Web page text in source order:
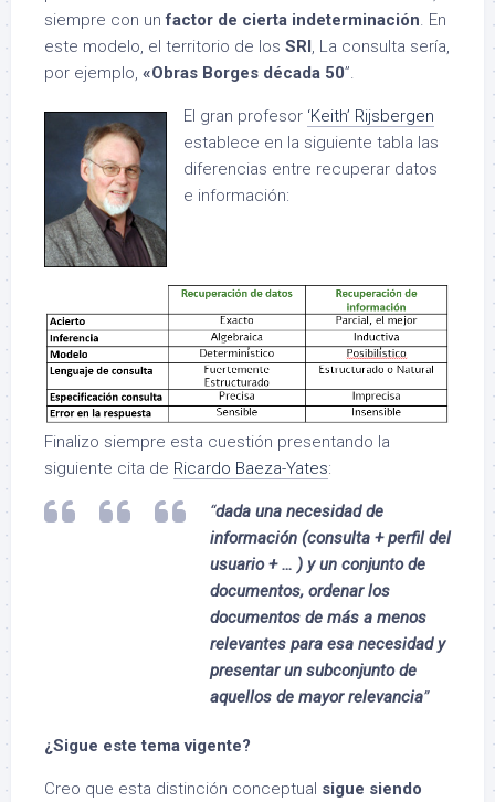
siempre con unfactor de cierta indeterminación. En
este modelo, el territorio de los SRI, La consulta sería,
por ejemplo, «Obras Borges década 50”.
El gran profesor ‘Keith’ Rijsbergen
establece en la siguiente tabla las
diferencias entre recuperar datos
e información:
Finalizo siempre esta cuestión presentando la
siguiente cita de Ricardo Baeza-Yates:
“dada una necesidad de
información (consulta + perfil del
usuario + … ) y un conjunto de
documentos, ordenar los
documentos de más a menos
relevantes para esa necesidad y
presentar un subconjunto de
aquellos de mayor relevancia”
¿Sigue este tema vigente?
Creo que esta distinción conceptual sigue siendo